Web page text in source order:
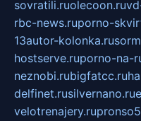
sovratili.ruolecoon.ru
rbc-news.ruporno-
13autor-kolonka.ru
hostserve.ruporno-na-
neznobi.rubigfatcc.ru
delfinet.rusilvernano.ru
velotrenajery.ru